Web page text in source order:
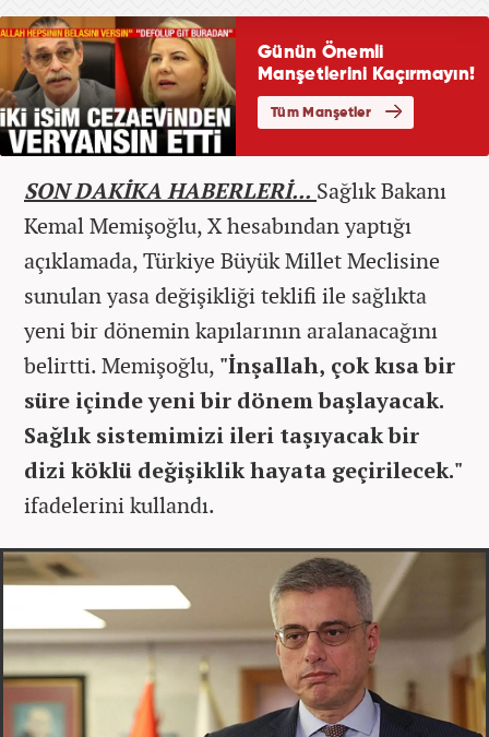
SON DAKİKA HABERLERİ... Sağlık Bakanı
Kemal Memişoğlu, X hesabından yaptığı
açıklamada, Türkiye Büyük Millet Meclisine
sunulan yasa değişikliği teklifi ile sağlıkta
yeni bir dönemin kapılarının aralanacağını
belirtti. Memişoğlu, "İnşallah, çok kısa bir
süre içinde yeni bir dönem başlayacak.
Sağlık sistemimizi ileri taşıyacak bir
dizi köklü değişiklik hayata geçirilecek."
ifadelerini kullandı.